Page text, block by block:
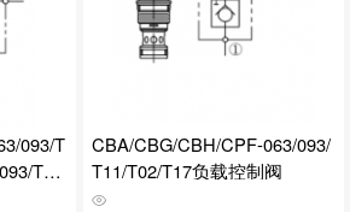
093/T
T11/
CBA/CBG/CBH/CPF-063/093/
T11/T02/T17负载控制阀